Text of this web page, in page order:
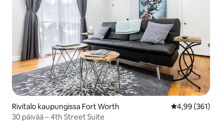
Rivitalo kaupungissa Fort Worth
4,99 (361)
30 päivää – 4th Street Suite